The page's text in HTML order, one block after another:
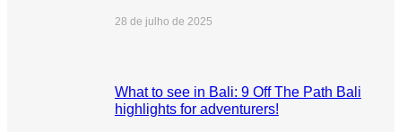
28 de julho de 2025
What to see in Bali: 9 Off The Path Bali
highlights for adventurers!